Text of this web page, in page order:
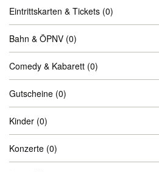
Eintrittskarten & Tickets (0)
Bahn & ÖPNV (0)
Comedy & Kabarett (0)
Gutscheine (0)
Kinder (0)
Konzerte (0)